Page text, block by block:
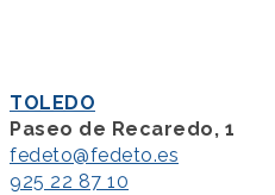
TOLEDO
Paseo de Recaredo, 1
fedeto@fedeto.es
925 22 87 10